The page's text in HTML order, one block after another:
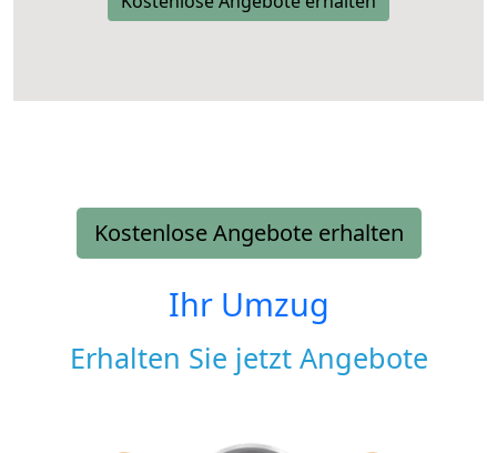
Kostenlose Angebote erhalten
Ihr Umzug
Erhalten Sie jetzt Angebote